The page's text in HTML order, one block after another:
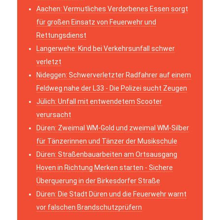
Aachen: Vermutliches Verdorbenes Essen sorgt
für großen Einsatz von Feuerwehr und
Rettungsdienst
Langerwehe: Kind bei Verkehrsunfall schwer
verletzt
Nideggen: Schwerverletzter Radfahrer auf einem
Feldweg nahe der L33 - Die Polizei sucht Zeugen
Jülich: Unfall mit entwendetem Scooter
verursacht
Düren: Zweimal WM-Gold und zweimal WM-Silber
für Tänzerinnen und Tänzer der Musikschule
Düren: Straßenbauarbeiten am Ortsausgang
Hoven in Richtung Merken starten - Sichere
Überquerung in der Birkesdorfer Straße
Düren: Die Stadt Düren und die Feuerwehr warnt
vor falschen Brandschutzprüfern